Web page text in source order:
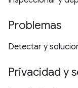
Problemas
Detectar y
Privacidad y